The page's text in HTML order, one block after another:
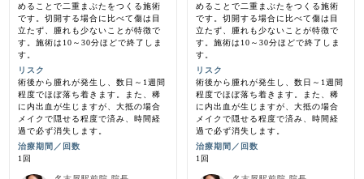
めることで二重まぶたをつくる施術
です。切開する場合に比べて傷は目
立たず、腫れも少ないことが特徴で
す。施術は10～30分ほどで終了しま
す。
リスク
術後から腫れが発生し、数日～1週間
程度でほぼ落ち着きます。また、稀
に内出血が生じますが、大抵の場合
メイクで隠せる程度で済み、時間経
過で必ず消失します。
治療期間／回数
1回
めることで二重まぶたをつくる施術
です。切開する場合に比べて傷は目
立たず、腫れも少ないことが特徴で
す。施術は10～30分ほどで終了しま
す。
リスク
術後から腫れが発生し、数日～1週間
程度でほぼ落ち着きます。また、稀
に内出血が生じますが、大抵の場合
メイクで隠せる程度で済み、時間経
過で必ず消失します。
治療期間／回数
1回